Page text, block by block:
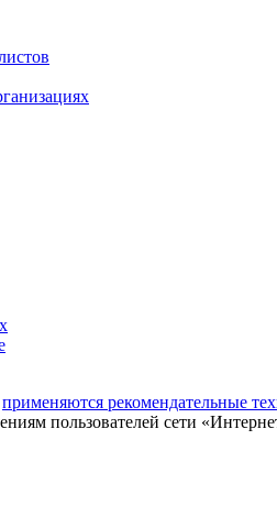
применяются рекомендательные
пользователей сети